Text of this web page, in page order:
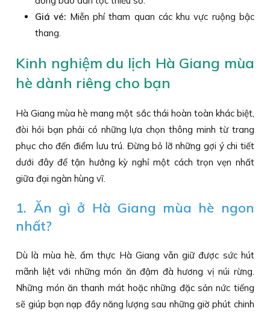
Giá vé: Miễn phí tham quan các khu vực ruộng bậc
thang.
Kinh nghiệm du lịch Hà Giang mùa
hè dành riêng cho bạn
Hà Giang mùa hè mang một sắc thái hoàn toàn khác biệt,
đòi hỏi bạn phải có những lựa chọn thông minh từ trang
phục cho đến điểm lưu trú. Đừng bỏ lỡ những gợi ý chi tiết
dưới đây để tận hưởng kỳ nghỉ một cách trọn vẹn nhất
giữa đại ngàn hùng vĩ.
1. Ăn gì ở Hà Giang mùa hè ngon
nhất?
Dù là mùa hè, ẩm thực Hà Giang vẫn giữ được sức hút
mãnh liệt với những món ăn đậm đà hương vị núi rừng.
Những món ăn thanh mát hoặc những đặc sản nức tiếng
sẽ giúp bạn nạp đầy năng lượng sau những giờ phút chinh